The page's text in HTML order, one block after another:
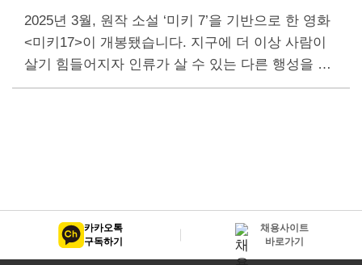
미키
2025년 3월, 원작 소설 ‘미키 7’을 기반으로 한 영화
<미키17>이 개봉됐습니다. 지구에 더 이상 사람이
살기 힘들어지자 인류가 살 수 있는 다른 행성을 찾
아 나선 개척단이 휴먼 프린팅, 임상시험 등…
카카오톡
구독하기
채용사이트
바로가기